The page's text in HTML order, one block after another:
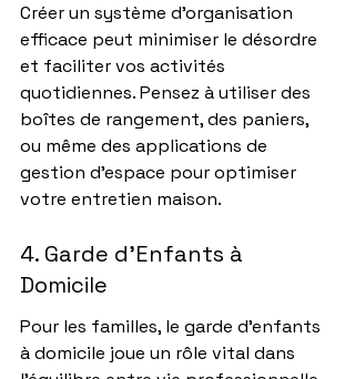
Créer un système d'organisation
efficace peut minimiser le désordre
et faciliter vos activités
quotidiennes. Pensez à utiliser des
boîtes de rangement, des paniers,
ou même des applications de
gestion d'espace pour optimiser
votre entretien maison.
4. Garde d'Enfants à
Domicile
Pour les familles, le garde d'enfants
à domicile joue un rôle vital dans